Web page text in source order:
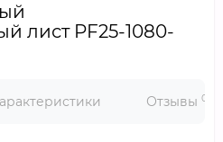
лист PF25-1080-
Отзывы 0